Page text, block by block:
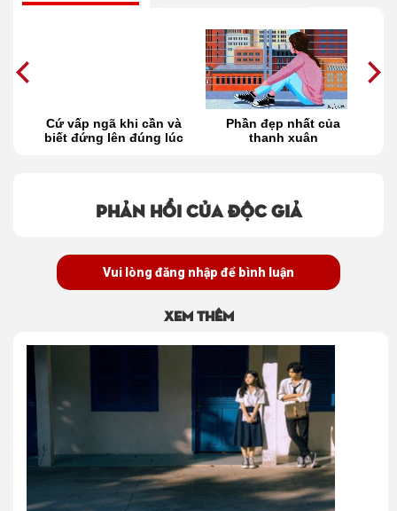
Cứ vấp ngã khi cần và
biết đứng lên đúng lúc
Phần đẹp nhất của
thanh xuân
Phản hồi của độc giả
Vui lòng đăng nhập để bình luận
Xem thêm